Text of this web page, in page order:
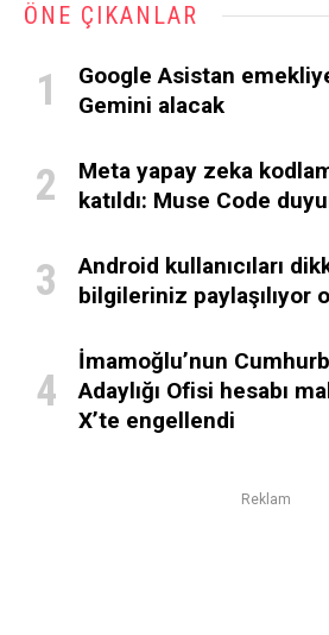
ÖNE ÇIKANLAR
Google Asistan
Gemini alacak
Meta yapay zeka
katıldı: Muse Code
Android kullanıcıları
bilgileriniz paylaşılıyor
İmamoğlu’nun
Adaylığı Ofisi hesabı
X’te engellendi
Reklam